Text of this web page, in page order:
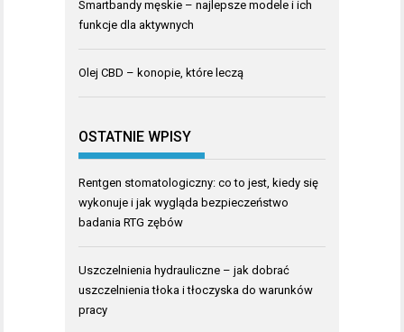
Smartbandy męskie – najlepsze modele i ich
funkcje dla aktywnych
Olej CBD – konopie, które leczą
OSTATNIE WPISY
Rentgen stomatologiczny: co to jest, kiedy się
wykonuje i jak wygląda bezpieczeństwo
badania RTG zębów
Uszczelnienia hydrauliczne – jak dobrać
uszczelnienia tłoka i tłoczyska do warunków
pracy